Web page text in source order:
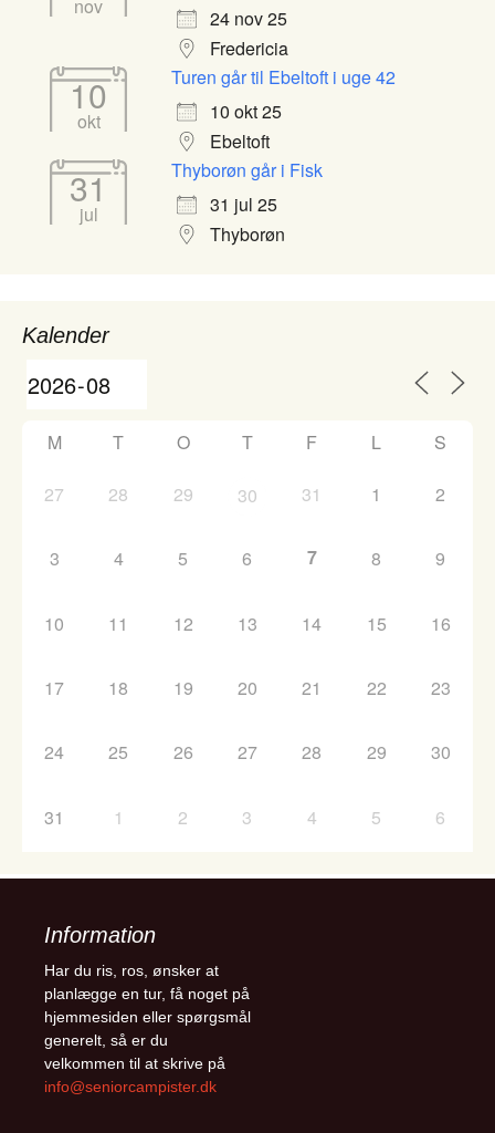
nov
24 nov 25
Fredericia
10
okt
Turen går til Ebeltoft i uge 42
10 okt 25
Ebeltoft
31
jul
Thyborøn går i Fisk
31 jul 25
Thyborøn
Kalender
M T O T F L S
27 28 29 30 31 1 2
3 4 5 6 7 8 9
10 11 12 13 14 15 16
17 18 19 20 21 22 23
24 25 26 27 28 29 30
31 1 2 3 4 5 6
Information
Har du ris, ros, ønsker at
planlægge en tur, få noget på
hjemmesiden eller spørgsmål
generelt, så er du
velkommen til at skrive på
info@seniorcampister.dk